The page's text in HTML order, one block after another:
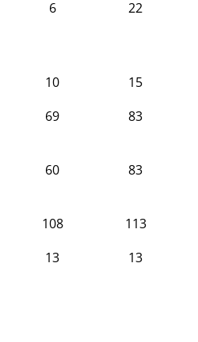
6 22
10
15
69 83
60 83
108
113
13 13